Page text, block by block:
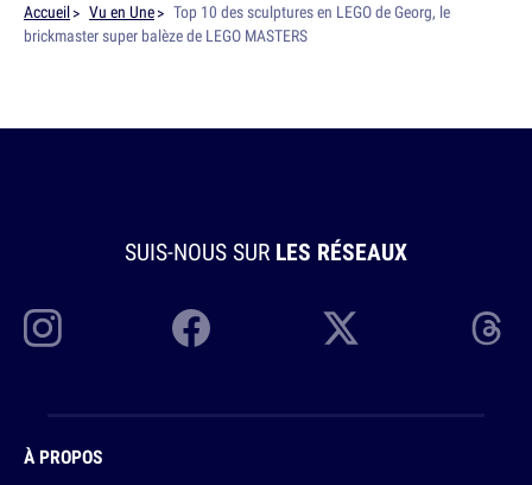
Accueil Vu en Une
Top 10 des sculptures en LEGO de Georg, le
brickmaster super balèze de LEGO MASTERS
SUIS-NOUS SUR LES RÉSEAUX
À PROPOS